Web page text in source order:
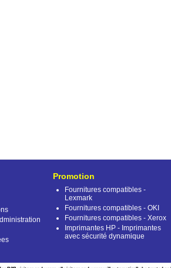
Promotion
Fournitures compatibles -
Lexmark
Fournitures compatibles - OKI
Fournitures compatibles - Xerox
Imprimantes HP - Imprimantes
avec sécurité dynamique